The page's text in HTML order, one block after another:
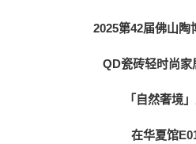
2025第42届佛山陶
QD瓷砖轻时尚家
「自然奢境
在华夏馆